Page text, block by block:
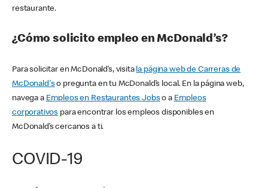
restaurante.
¿Cómo solicito empleo en McDonald’s?
Para solicitar en McDonald’s, visita la página web de Carreras de
McDonald'so pregunta en tu McDonald’s local. En la página web,
navega a Empleos en Restaurantes Jobso a Empleos
corporativos para encontrar los empleos disponibles en
McDonald’s cercanos a ti.
COVID-19